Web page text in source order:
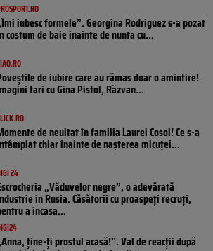
iubesc formele”. Georgina Rodriguez s-a pozat
costum de baie înainte de nunta cu...
de iubire care au rămas doar o amintire!
tari cu Gina Pistol, Răzvan...
de neuitat în familia Laurei Cosoi! Ce s-a
chiar înainte de nașterea micuței...
24
„Văduvelor negre”, o adevărată
în Rusia. Căsătorii cu proaspeți recruți,
a încasa...
ţine-ţi prostul acasă!”. Val de reacții după